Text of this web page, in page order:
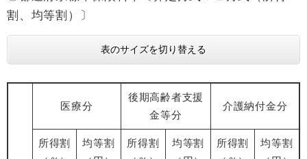
割、均等割）〕
表のサイズを切り替える
医療分
後期高齢者支援
金等分
介護納付金分
所得割
均等割
所得割
均等割
所得割
均等割